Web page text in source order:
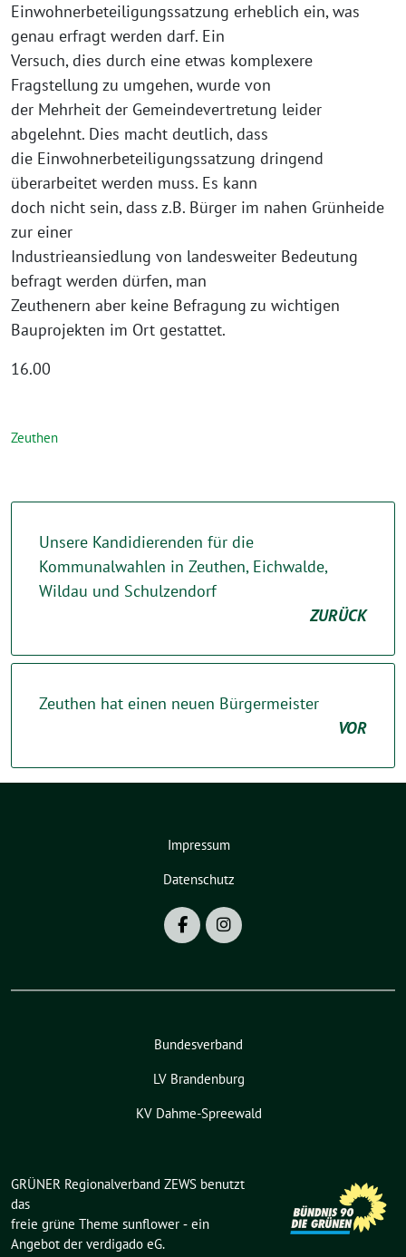
Einwohnerbeteiligungssatzung erheblich ein, was
genau erfragt werden darf. Ein
Versuch, dies durch eine etwas komplexere
Fragstellung zu umgehen, wurde von
der Mehrheit der Gemeindevertretung leider
abgelehnt. Dies macht deutlich, dass
die Einwohnerbeteiligungssatzung dringend
überarbeitet werden muss. Es kann
doch nicht sein, dass z.B. Bürger im nahen Grünheide
zur einer
Industrieansiedlung von landesweiter Bedeutung
befragt werden dürfen, man
Zeuthenern aber keine Befragung zu wichtigen
Bauprojekten im Ort gestattet.
16.00
Zeuthen
Unsere Kandidierenden für die
Kommunalwahlen in Zeuthen, Eichwalde,
Wildau und Schulzendorf
ZURÜCK
Zeuthen hat einen neuen Bürgermeister
VOR
Impressum
Datenschutz
Bundesverband
LV Brandenburg
KV Dahme-Spreewald
GRÜNER Regionalverband ZEWS benutzt
das
freie grüne Theme sunflower ‐ ein
Angebot der verdigado eG.